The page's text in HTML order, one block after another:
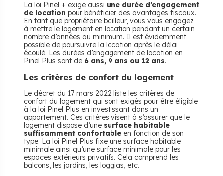
La loi Pinel + exige aussi une durée d’engagement
de location pour bénéficier des avantages fiscaux.
En tant que propriétaire bailleur, vous vous engagez
à mettre le logement en location pendant un certain
nombre d’années au minimum. Il est évidemment
possible de poursuivre la location après le délai
écoulé. Les durées d’engagement de location en
Pinel Plus sont de 6 ans, 9 ans ou 12 ans.
Les critères de confort du logement
Le décret du 17 mars 2022 liste les critères de
confort du logement qui sont exigés pour être éligible
à la loi Pinel Plus en investissant dans un
appartement. Ces critères visent à s’assurer que le
logement dispose d’une surface habitable
suffisamment confortable en fonction de son
type. La loi Pinel Plus fixe une surface habitable
minimale ainsi qu’une surface minimale pour les
espaces extérieurs privatifs. Cela comprend les
balcons, les jardins, les loggias, etc.